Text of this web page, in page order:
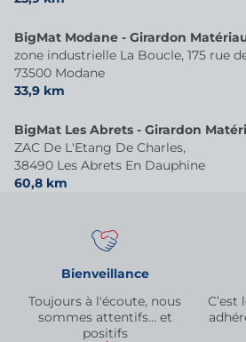
BigMat Modane - Girardon
zone industrielle La Boucle, 175 rue
73500 Modane
33,9 km
BigMat Les Abrets - Girardon
ZAC De L'Etang De Charles,
38490 Les Abrets En Dauphine
60,8 km
Bienveillance
Toujours à l'écoute, nous
sommes attentifs… et
positifs